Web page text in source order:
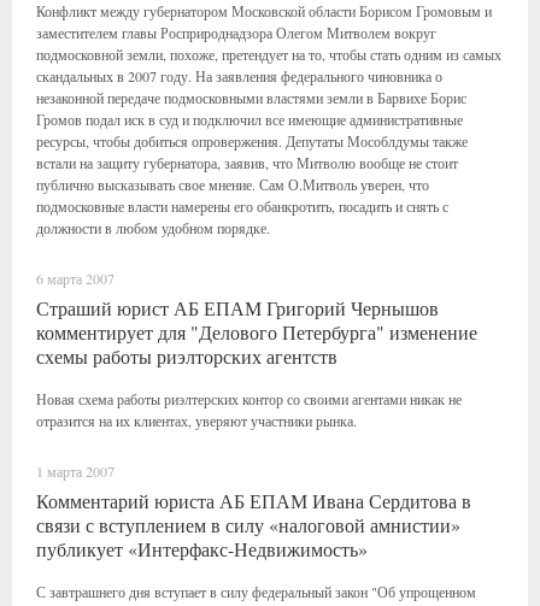
Конфликт между губернатором Московской области Борисом Громовым и
заместителем главы Росприроднадзора Олегом Митволем вокруг
подмосковной земли, похоже, претендует на то, чтобы стать одним из самых
скандальных в 2007 году. На заявления федерального чиновника о
незаконной передаче подмосковными властями земли в Барвихе Борис
Громов подал иск в суд и подключил все имеющие административные
ресурсы, чтобы добиться опровержения. Депутаты Мособлдумы также
встали на защиту губернатора, заявив, что Митволю вообще не стоит
публично высказывать свое мнение. Сам О.Митволь уверен, что
подмосковные власти намерены его обанкротить, посадить и снять с
должности в любом удобном порядке.
6 марта 2007
Страший юрист АБ ЕПАМ Григорий Чернышов
комментирует для "Делового Петербурга" изменение
схемы работы риэлторских агентств
Новая схема работы риэлтерских контор со своими агентами никак не
отразится на их клиентах, уверяют участники рынка.
1 марта 2007
Комментарий юриста АБ ЕПАМ Ивана Сердитова в
связи с вступлением в силу «налоговой амнистии»
публикует «Интерфакс-Недвижимость»
С завтрашнего дня вступает в силу федеральный закон "Об упрощенном